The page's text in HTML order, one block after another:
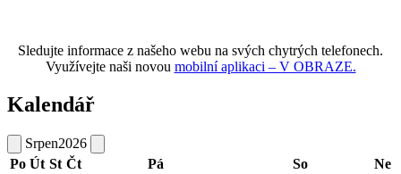
Sledujte informace z našeho webu na svých chytrých telefonech.
Využívejte naši novou mobilní aplikaci – V OBRAZE.
Kalendář
Srpen2026
Po Út St Čt Pá So
Ne